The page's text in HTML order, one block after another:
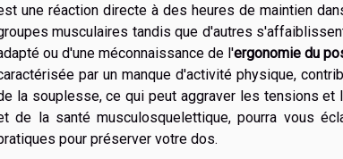
une réaction directe à des heures de maintien
musculaires tandis que d'autres
ou d'une méconnaissance de l'ergonomie du
par un manque d'activité physique,
la souplesse, ce qui peut aggraver les tensions et
de la santé musculosquelettique, pourra vous
pour préserver votre dos.